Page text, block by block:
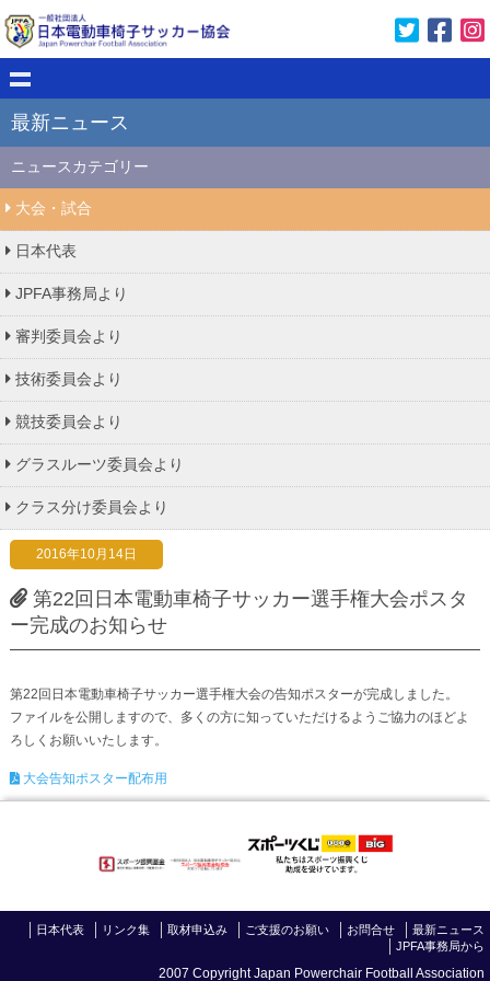
最新ニュース
ニュースカテゴリー
大会・試合
日本代表
JPFA事務局より
審判委員会より
技術委員会より
競技委員会より
グラスルーツ委員会より
クラス分け委員会より
2016年10月14日
第22回日本電動車椅子サッカー選手権大会ポスタ
ー完成のお知らせ
第22回日本電動車椅子サッカー選手権大会の告知ポスターが完成しました。
ファイルを公開しますので、多くの方に知っていただけるようご協力のほどよ
ろしくお願いいたします。
大会告知ポスター配布用
最新ニュース
お問合せ
ご支援のお願い
取材申込み
リンク集
日本代表
JPFA事務局から
2007 Copyright Japan Powerchair Football Association